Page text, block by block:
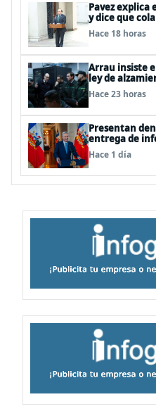
Pavez explica
y dice que
policías, “es
analizar”
Hace 18 horas
Arrau insiste
ley de
porque ya
Hace 23 horas
Presentan
entrega de
en cadena
Hace 1 día